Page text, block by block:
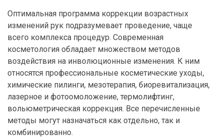
Оптимальная программа коррекции возрастных
изменений рук подразумевает проведение, чаще
всего комплекса процедур. Современная
косметология обладает множеством методов
воздействия на инволюционные изменения. К ним
относятся профессиональные косметические уходы,
химические пилинги, мезотерапия, биоревитализация,
лазерное и фотоомоложение, термолифтинг,
вольюметрическая коррекция. Все перечисленные
методы могут назначаться как отдельно, так и
комбинированно.